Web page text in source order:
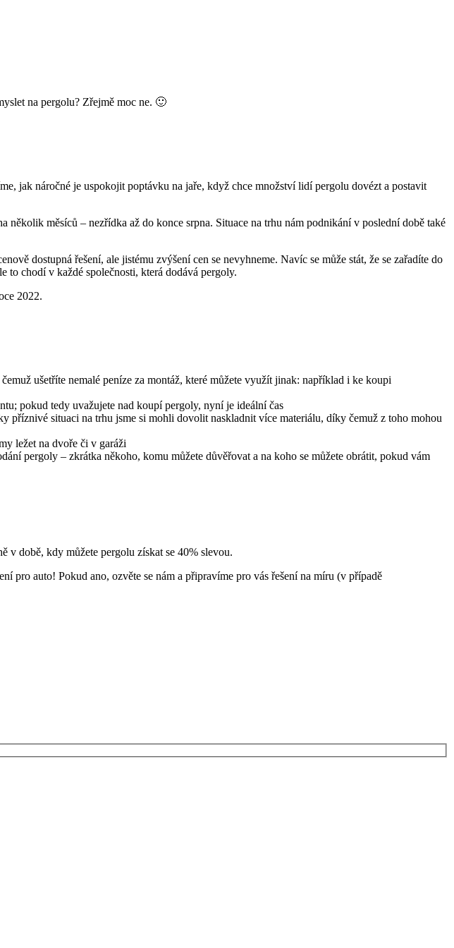
na pergolu? Zřejmě moc ne. 🙂
jak náročné je uspokojit poptávku na jaře, když chce množství lidí pergolu dovézt a postavit
měsíců – nezřídka až do konce srpna. Situace na trhu nám podnikání v poslední době také
dostupná řešení, ale jistému zvýšení cen se nevyhneme. Navíc se může stát, že se zařadíte do
to chodí v každé společnosti, která dodává pergoly.
2022.
ušetříte nemalé peníze za montáž, které můžete využít jinak: například i ke koupi
pokud tedy uvažujete nad koupí pergoly, nyní je ideální čas
příznivé situaci na trhu jsme si mohli dovolit naskladnit více materiálu, díky čemuž z toho mohou
ležet na dvoře či v garáži
pergoly – zkrátka někoho, komu můžete důvěřovat a na koho se můžete obrátit, pokud vám
v době, kdy můžete pergolu získat se 40% slevou.
pro auto! Pokud ano, ozvěte se nám a připravíme pro vás řešení na míru (v případě